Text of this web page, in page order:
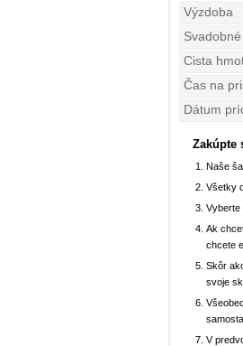
Výzdoba
Cista
Čas na
Dátum
Zakúpte
Naše
Všetky
Vyberte
Ak
chcete
Skôr
svoje
V